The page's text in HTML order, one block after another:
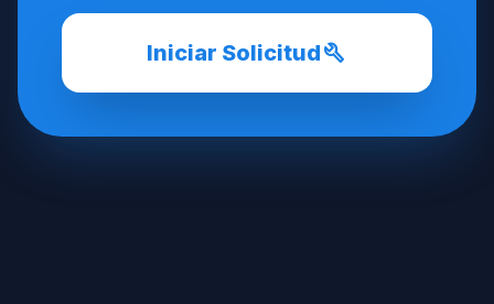
Iniciar Solicitudbuild